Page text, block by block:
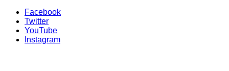
Facebook
Twitter
YouTube
Instagram